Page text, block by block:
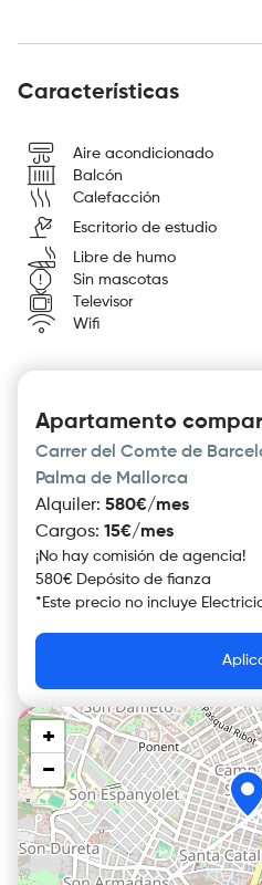
Características
Aire acondicionado
Balcón
Calefacción
Escritorio de estudio
Libre de humo
Sin mascotas
Televisor
Wifi
Apartamento
Carrer del Comte de
Palma de Mallorca
Alquiler: 580€/mes
Cargos: 15€/mes
¡No hay comisión de agencia!
580€ Depósito de fianza
* Este precio no incluye
+
−